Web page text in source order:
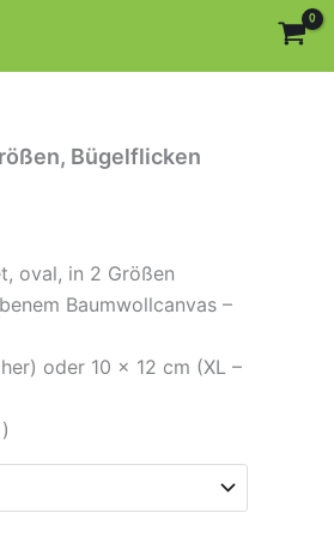
Bügelflicken
oval, in 2 Größen
Baumwollcanvas –
oder 10 × 12 cm (XL –